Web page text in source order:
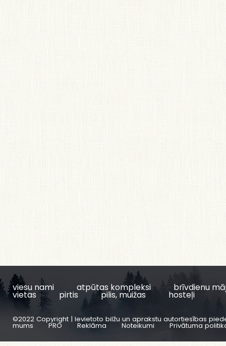
viesu nami atpūtas kompleksi brīvdienu
vietas pirtis pilis, muižas hosteļi
©2022 Copyright | Ievietoto bilžu un aprakstu autortiesības
mums PRO Reklāma Noteikumi Privātuma